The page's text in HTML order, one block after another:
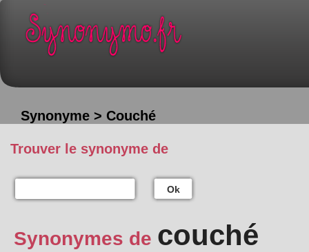
Synonyme > Couché
Trouver le synonyme de
Ok
Synonymes de couché